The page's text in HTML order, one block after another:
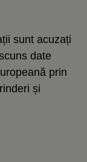
sunt acuzați
date
prin
și